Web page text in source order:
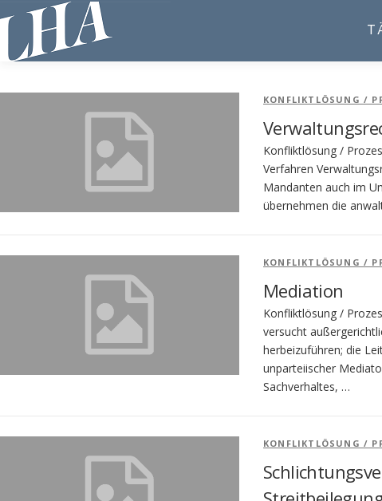
Direkt
zum
Inhalt
KONFLIKTLÖSUNG /
Konfliktlösung /
Verfahren
Mandanten auch im
übernehmen die
KONFLIKTLÖSUNG /
Mediation
Konfliktlösung /
versucht
herbeizuführen; die
unparteiischer
Sachverhaltes, …
KONFLIKTLÖSUNG /